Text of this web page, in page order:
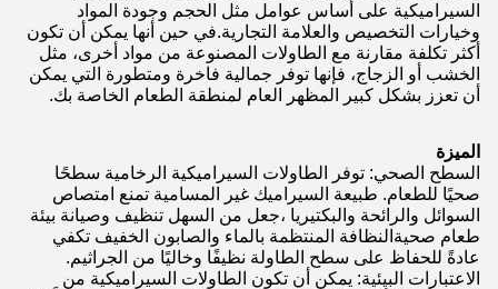
السيراميكية على أساس عوامل مثل الحجم وجودة المواد
وخيارات التخصيص والعلامة التجارية.في حين أنها يمكن أن تكون
أكثر تكلفة مقارنة مع الطاولات المصنوعة من مواد أخرى، مثل
الخشب أو الزجاج، فإنها توفر جمالية فاخرة ومتطورة التي يمكن
أن تعزز بشكل كبير المظهر العام لمنطقة الطعام الخاصة بك.
الميزة
السطح الصحي: توفر الطاولات السيراميكية الرخامية سطحًا
صحيًا للطعام. طبيعة السيراميك غير المسامية تمنع امتصاص
السوائل والرائحة والبكتيريا ،جعل من السهل تنظيف وصيانة بيئة
طعام صحيةالنظافة المنتظمة بالماء والصابون الخفيف تكفي
عادةً للحفاظ على سطح الطاولة نظيفًا وخاليًا من الجراثيم.
الاعتبارات البيئية: يمكن أن تكون الطاولات السيراميكية من